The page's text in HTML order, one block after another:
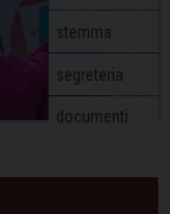
stemma
segreteria
documenti